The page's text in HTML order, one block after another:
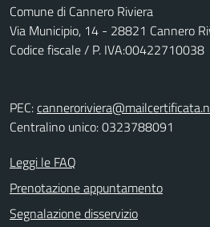
Comune di Cannero Riviera
Via Municipio, 14 - 28821 Cannero
Codice fiscale / P. IVA:00422710038
PEC:
Centralino unico: 0323788091
Leggi le FAQ
Prenotazione appuntamento
Segnalazione disservizio